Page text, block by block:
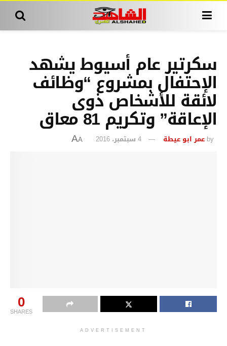
سكرتير عام أسيوط يشهد
الإحتفال بمشروع “وظائف
لائقة للأشخاص ذوى
الإعاقة” وتكريم 81 معاق
by عمر ابو عيطة 4 سبتمبر، 2016 A
A
0
SHARES
ADVERTISEMENT